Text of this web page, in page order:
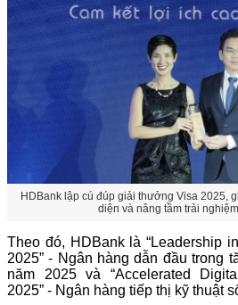
HDBank lập cú đúp giải thưởng Visa 2025,
diện và nâng tầm trải
Theo đó, HDBank là “Leadership
2025” - Ngân hàng dẫn đầu trong
năm 2025 và “Accelerated
2025” - Ngân hàng tiếp thị kỹ thuật